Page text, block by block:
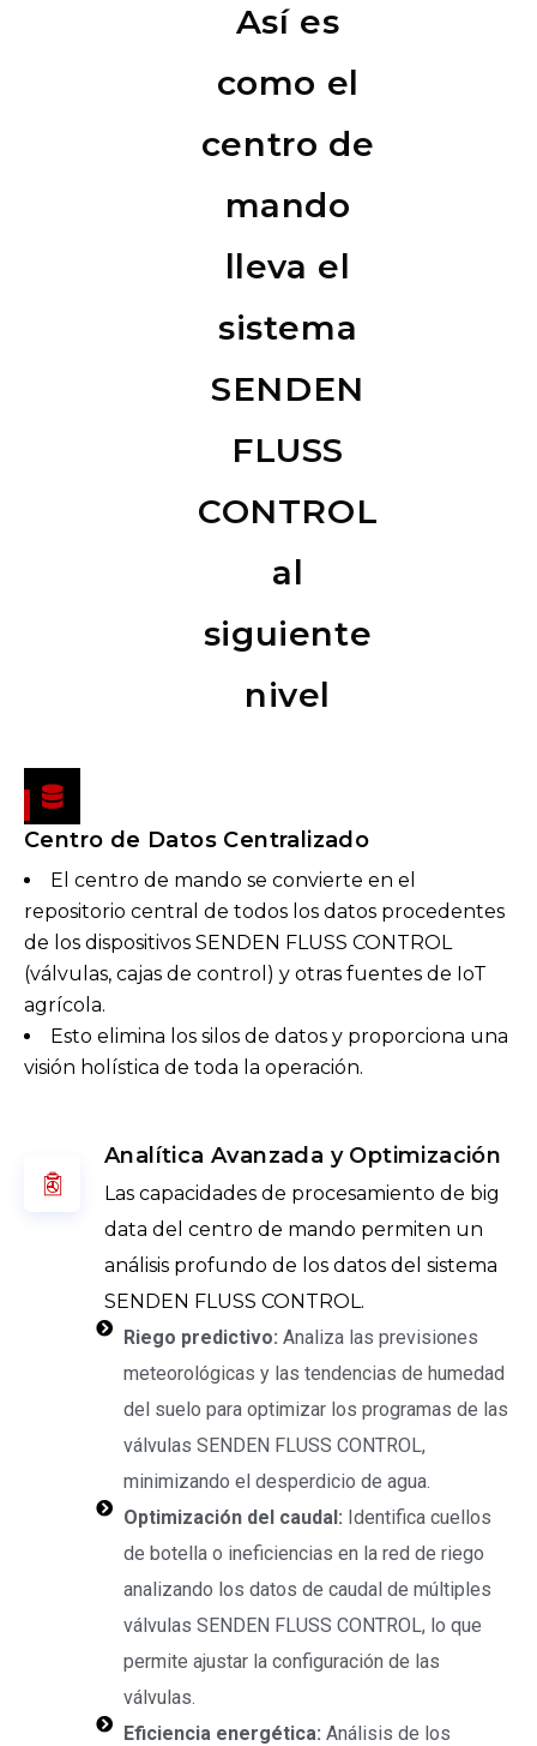
Así es
como el
centro de
mando
lleva el
sistema
SENDEN
FLUSS
CONTROL
al
siguiente
nivel
Centro de Datos Centralizado
El centro de mando se convierte en el
repositorio central de todos los datos procedentes
de los dispositivos SENDEN FLUSS CONTROL
(válvulas, cajas de control) y otras fuentes de IoT
agrícola.
Esto elimina los silos de datos y proporciona una
visión holística de toda la operación.
Analítica Avanzada y Optimización
Las capacidades de procesamiento de big
data del centro de mando permiten un
análisis profundo de los datos del sistema
SENDEN FLUSS CONTROL.
Riego predictivo: Analiza las previsiones
meteorológicas y las tendencias de humedad
del suelo para optimizar los programas de las
válvulas SENDEN FLUSS CONTROL,
minimizando el desperdicio de agua.
Optimización del caudal: Identifica cuellos
de botella o ineficiencias en la red de riego
analizando los datos de caudal de múltiples
válvulas SENDEN FLUSS CONTROL, lo que
permite ajustar la configuración de las
válvulas.
Eficiencia energética: Análisis de los